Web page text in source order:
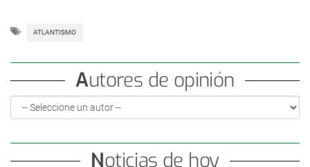
ATLANTISMO
Autores de opinión
Noticias de hoy